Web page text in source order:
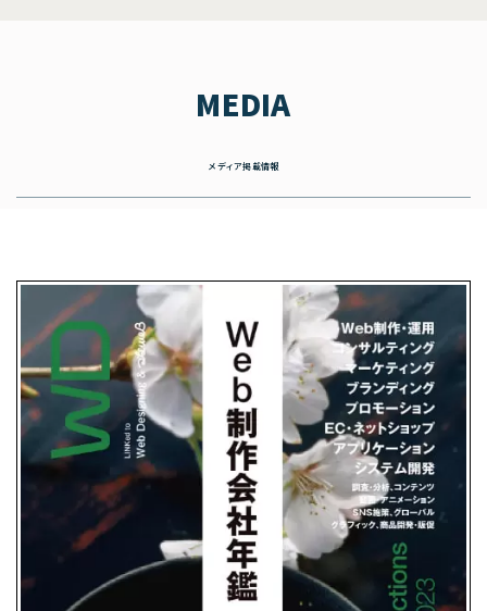
MEDIA
メディア掲載情報